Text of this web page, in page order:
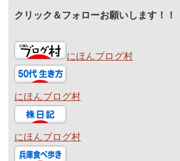
クリック＆フォローお願いします！！
にほんブログ村
にほんブログ村
にほんブログ村